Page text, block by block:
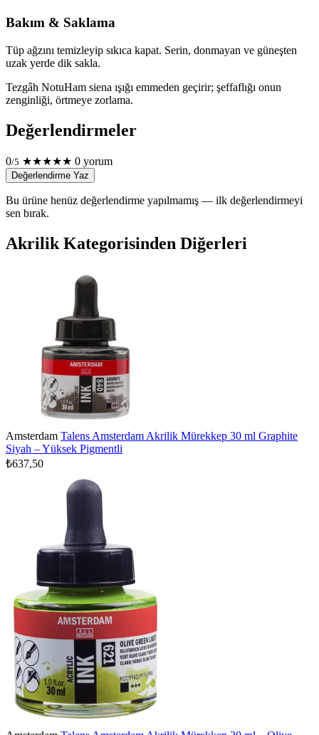
Bakım & Saklama
Tüp ağzını temizleyip sıkıca kapat. Serin, donmayan ve güneşten
uzak yerde dik sakla.
Tezgâh NotuHam siena ışığı emmeden geçirir; şeffaflığı onun
zenginliği, örtmeye zorlama.
Değerlendirmeler
0/5 ★★★★★ 0 yorum
Değerlendirme Yaz
Bu ürüne henüz değerlendirme yapılmamış — ilk değerlendirmeyi
sen bırak.
Akrilik Kategorisinden Diğerleri
Amsterdam Talens Amsterdam Akrilik Mürekkep 30 ml Graphite
Siyah – Yüksek Pigmentli
₺637,50